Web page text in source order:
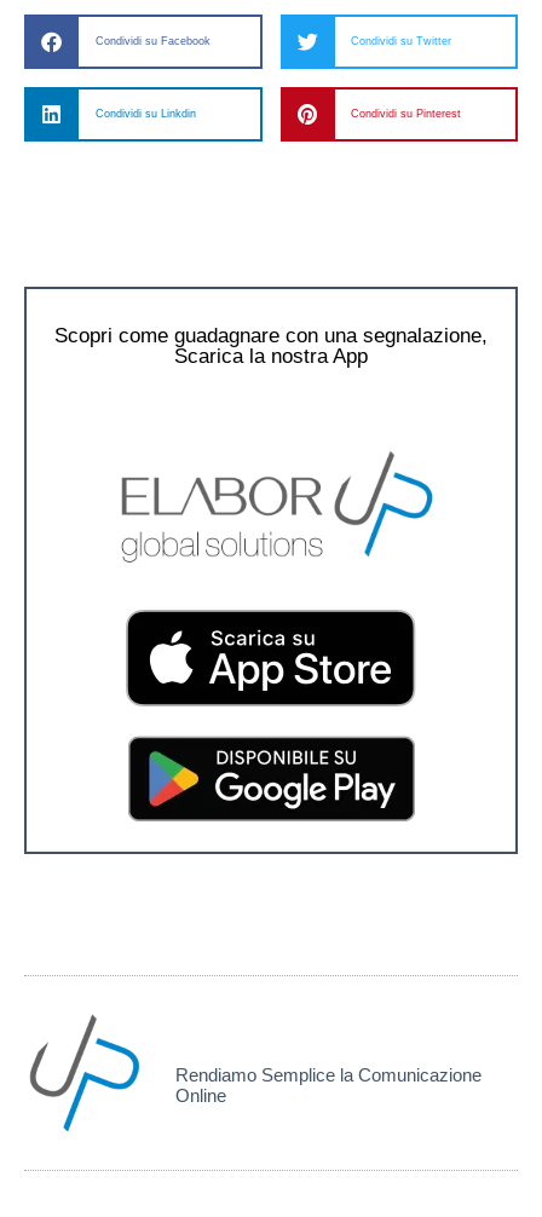
Condividi su Facebook Condividi su Twitter
Condividi su Linkdin Condividi su Pinterest
Scopri come guadagnare con una segnalazione,
Scarica la nostra App
Rendiamo Semplice la Comunicazione
Online